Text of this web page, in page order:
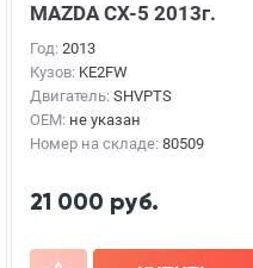
MAZDA CX-5 2013г.
Год: 2013
Кузов: KE2FW
Двигатель: SHVPTS
OEM: не указан
Номер на складе: 80509
21 000 руб.